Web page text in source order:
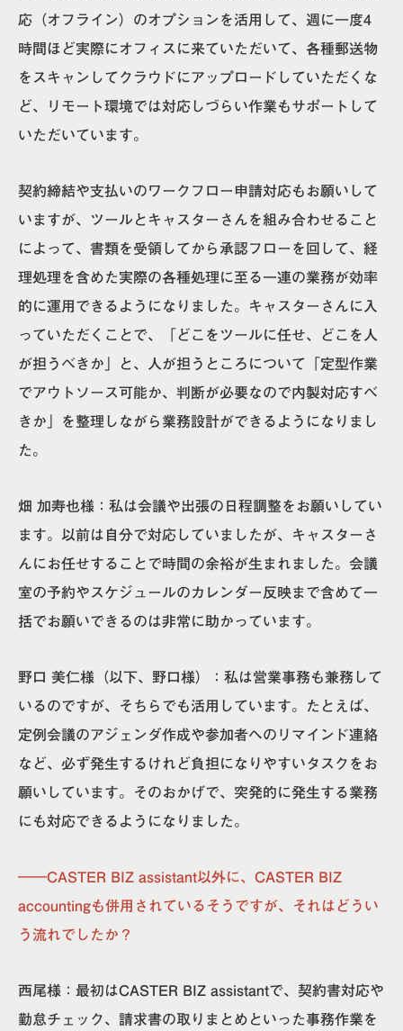
応（オフライン）のオプションを活用して、週に一度4
時間ほど実際にオフィスに来ていただいて、各種郵送物
をスキャンしてクラウドにアップロードしていただくな
ど、リモート環境では対応しづらい作業もサポートして
いただいています。
契約締結や支払いのワークフロー申請対応もお願いして
いますが、ツールとキャスターさんを組み合わせること
によって、書類を受領してから承認フローを回して、経
理処理を含めた実際の各種処理に至る一連の業務が効率
的に運用できるようになりました。キャスターさんに入
っていただくことで、「どこをツールに任せ、どこを人
が担うべきか」と、人が担うところについて「定型作業
でアウトソース可能か、判断が必要なので内製対応すべ
きか」を整理しながら業務設計ができるようになりまし
た。
畑 加寿也様 ：私は会議や出張の日程調整をお願いしてい
ます。以前は自分で対応していましたが、キャスターさ
んにお任せすることで時間の余裕が生まれました。会議
室の予約やスケジュールのカレンダー反映まで含めて一
括でお願いできるのは非常に助かっています。
野口 美仁様 （以下、 野口様）
：私は営業事務も兼務して
いるのですが、そちらでも活用しています。たとえば、
定例会議のアジェンダ作成や参加者へのリマインド連絡
など、必ず発生するけれど負担になりやすいタスクをお
願いしています。そのおかげで、突発的に発生する業務
にも対応できるようになりました。
――CASTER BIZ assistant以外に、CASTER BIZ
accountingも併用されているそうですが、それはどうい
う流れでしたか？
西尾様： 最初はCASTER BIZ assistantで、契約書対応や
勤怠チェック、請求書の取りまとめといった事務作業を